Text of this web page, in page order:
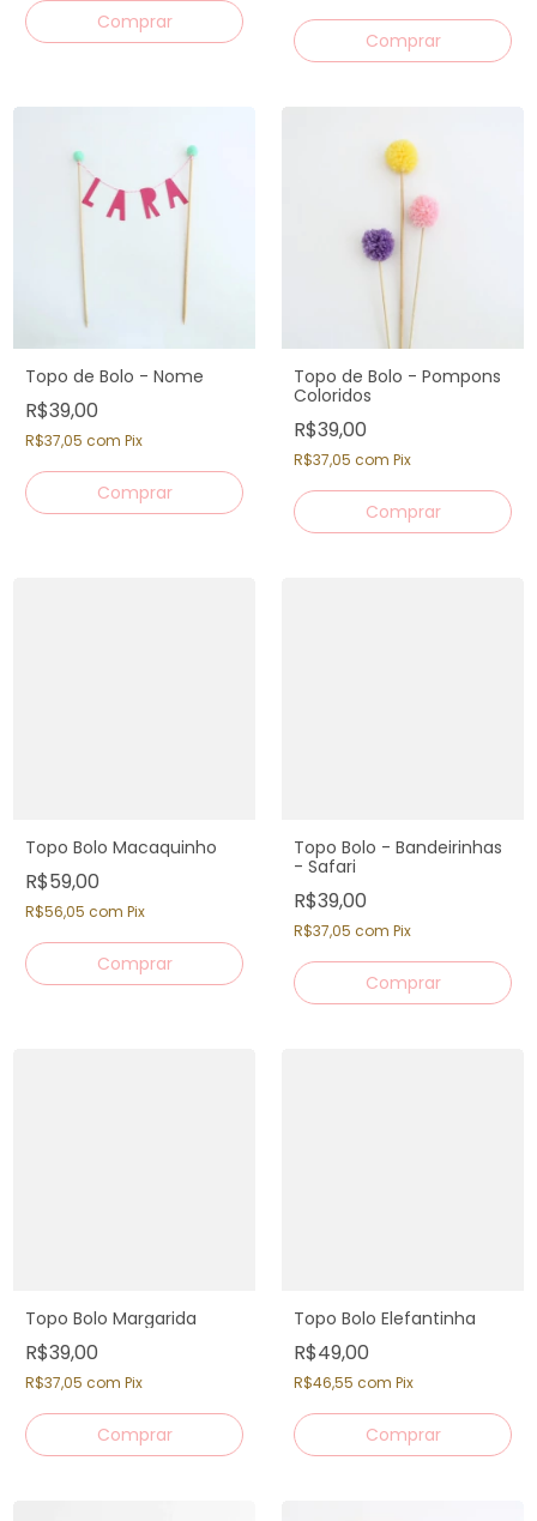
Topo de Bolo - Nome
R$39,00
R$37,05 com Pix
Topo de Bolo - Pompons
Coloridos
R$39,00
R$37,05 com Pix
Topo Bolo Macaquinho
R$59,00
R$56,05 com Pix
Topo Bolo - Bandeirinhas
- Safari
R$39,00
R$37,05 com Pix
Topo Bolo Margarida
R$39,00
R$37,05 com Pix
Comprar
Topo Bolo Elefantinha
R$49,00
R$46,55 com Pix